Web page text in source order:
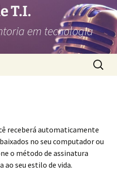
T.I.
em tecnologia
por:
receberá automaticamente
no seu computador ou
o método de assinatura
ao seu estilo de vida.